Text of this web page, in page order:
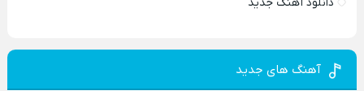
آهنگ های جدید